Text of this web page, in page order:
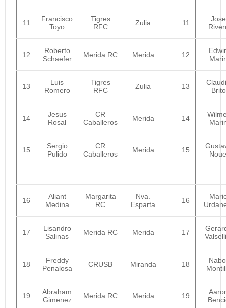
11
Francisco
Toyo
Tigres
RFC
Zulia 11
Jose
12
Roberto
Schaefer
Merida RC Merida 12
13
Luis
Romero
Tigres
RFC
Zulia 13
Brito
14
Jesus
Rosal
CR
Caballeros
Merida 14
15
Sergio
Pulido
CR
Caballeros
Merida 15
16
Aliant
Medina
Margarita
RC
Nva.
Esparta
16
17
Lisandro
Salinas
Merida RC Merida 17
18
Freddy
Penalosa
CRUSB Miranda 18
19
Abraham
Gimenez
Merida RC Merida 19